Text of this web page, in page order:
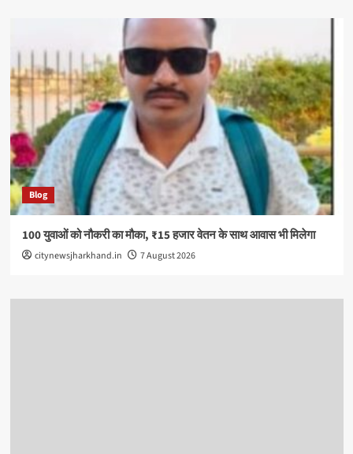
Blog
100 युवाओं को नौकरी का मौका, ₹15 हजार वेतन के साथ आवास भी मिलेगा
citynewsjharkhand.in 7 August 2026